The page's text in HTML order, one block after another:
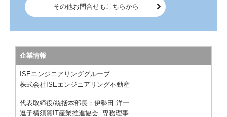
地方創生事業(再開発計画・企業誘致)
取締役会・グループ事業経営戦略会議
運営母体企業 ISEエンジニアリング不動産
その他お問合せもこちらから
企業情報
ISEエンジニアリンググループ
株式会社ISEエンジニアリング不動産
代表取締役/統括本部長：伊勢田 洋一
逗子横須賀IT産業推進協会 専務理事